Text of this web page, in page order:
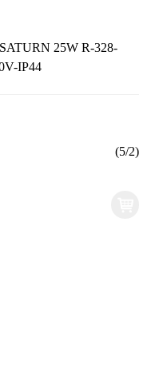
25W R-328-
IP44
(5/2)